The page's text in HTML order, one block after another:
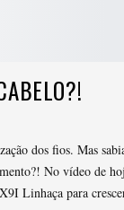
dos fios. Mas
No vídeo de
Linhaça para